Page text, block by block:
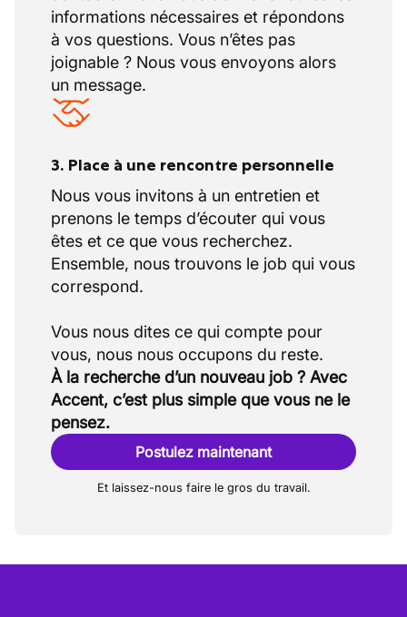
informations nécessaires et répondons
à vos questions. Vous n’êtes pas
joignable ? Nous vous envoyons alors
un message.
3. Place à une rencontre personnelle
Nous vous invitons à un entretien et
prenons le temps d’écouter qui vous
êtes et ce que vous recherchez.
Ensemble, nous trouvons le job qui vous
correspond.
Vous nous dites ce qui compte pour
À la recherche d’un nouveau job ? Avec
Accent, c’est plus simple que vous ne le
pensez.
Postulez maintenant
Et laissez-nous faire le gros du travail.